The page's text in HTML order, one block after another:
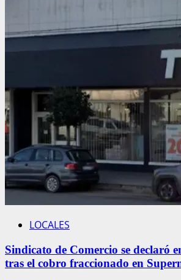
LOCALES
Sindicato de Comercio se declaró
tras el cobro fraccionado en